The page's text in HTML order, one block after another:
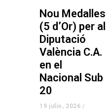
Nou Medalles
(5 d’Or) per al
Diputació
València C.A.
en el
Nacional Sub
20
19 julio, 2026 /